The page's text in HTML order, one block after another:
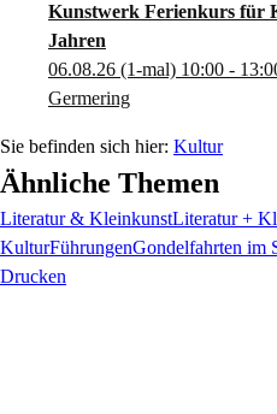
Kunstwerk Ferienkurs für
Jahren
06.08.26 (1-mal) 10:00 -
Germering
Kultur
Ähnliche Themen
Literatur & KleinkunstLiteratur +
KulturFührungenGondelfahrten im
Drucken